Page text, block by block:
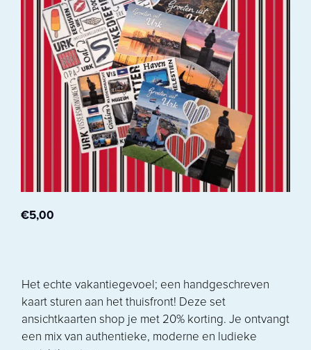
€5,00
Het echte vakantiegevoel; een handgeschreven
kaart sturen aan het thuisfront! Deze set
ansichtkaarten shop je met 20% korting. Je ontvangt
een mix van authentieke, moderne en ludieke